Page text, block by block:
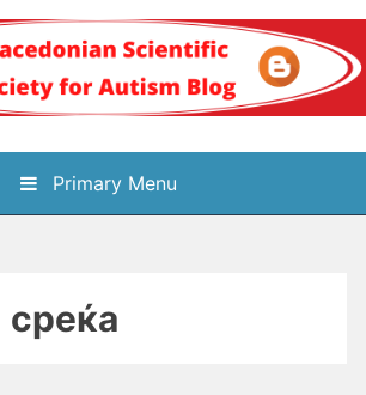
Блог на
научно
за
Primary Menu
среќа